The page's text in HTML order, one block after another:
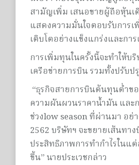
สามัญเพิ่ม เสนอขายผู้ถือหุ้น
แสดงความมั่นใจตอบรับการ
เติบโตอย่างแข็งแกร่งและกา
การเพิ่มทุนในครั้งนี้จะทำให้บ
เครือข่ายการบิน รวมทั้งปรับ
“ธุรกิจสายการบินต้นทุนต่ำข
ความผันผวนราคาน้ำมัน และ
ช่วงlow season ที่ผ่านมา อย่
2562 บริษัทฯ จะขยายเส้นทา
ประสิทธิภาพการทำกำไรใน
ขึ้น” นายประเวชกล่าว